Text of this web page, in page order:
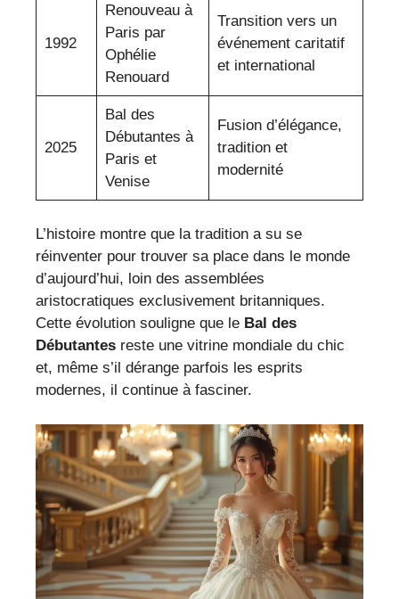
1992
Renouveau à
Paris par
Ophélie
Renouard
Transition vers un
événement caritatif
et international
2025
Bal des
Débutantes à
Paris et
Venise
Fusion d’élégance,
tradition et
modernité
L’histoire montre que la tradition a su se
réinventer pour trouver sa place dans le monde
d’aujourd’hui, loin des assemblées
aristocratiques exclusivement britanniques.
Cette évolution souligne que le Bal des
Débutantes reste une vitrine mondiale du chic
et, même s’il dérange parfois les esprits
modernes, il continue à fasciner.